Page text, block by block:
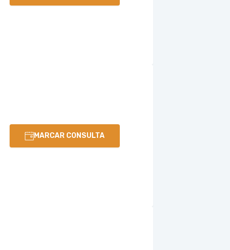
MARCAR CONSULTA